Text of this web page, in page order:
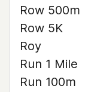
Row 500m
Row 5K
Roy
Run 1 Mile
Run 100m